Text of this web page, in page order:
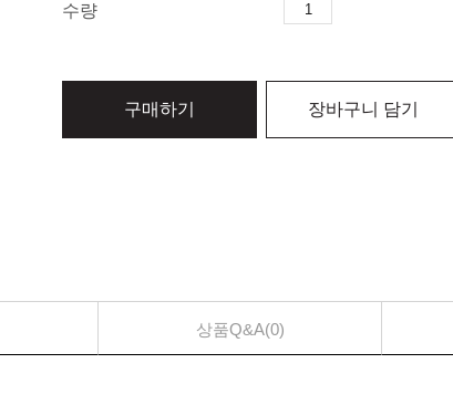
수량
구매하기 장바구니 담기
상품Q&A(0)